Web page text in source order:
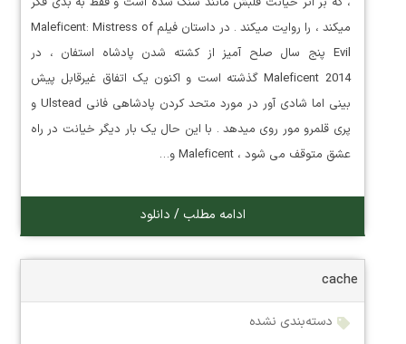
میکند ، را روایت میکند . در داستان فیلم Maleficent: Mistress of
Evil پنج سال صلح آمیز از کشته شدن پادشاه استفان ، در
Maleficent 2014 گذشته است و اکنون یک اتفاق غیرقابل پیش
بینی اما شادی آور در مورد متحد کردن پادشاهی فانی Ulstead و
پری قلمرو مور روی میدهد . با این حال یک بار دیگر خیانت در راه
عشق متوقف می شود ، Maleficent و…
ادامه مطلب / دانلود
cache
دسته‌بندی نشده